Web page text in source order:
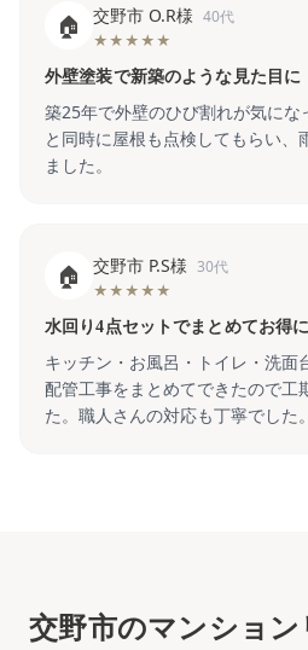
🏠 交野市 O.R様 40代
★★★★★
外壁塗装で新築のような見た目に
築25年で外壁のひび割れが気に
と同時に屋根も点検してもらい、
ました。
🏠 交野市 P.S様 30代
★★★★★
水回り4点セットでまとめてお得に
キッチン・お風呂・トイレ・洗面
配管工事をまとめてできたので工
た。職人さんの対応も丁寧でした。
交野市のマンショ